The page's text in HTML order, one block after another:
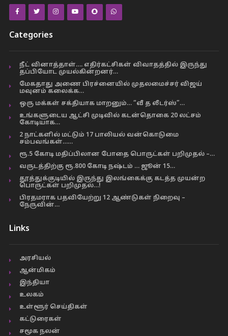
Categories
நீட் வினாத்தாள்…. எதிர்கட்சிகள் விவாதத்தில் இருந்து
தப்பியோட முயல்கின்றனர்…
மேகதாது அணை பிரச்னையில் முதலமைச்சர் விஜய்
மவுனம் கலைக்க…
ஒரு மக்கள் சக்தியாக மாறனும்… “வீ த லீடர்ஸ்”…
உங்களுடைய ஆட்சி முடிவில் கடன்தொகை 20 லட்சம்
கோடியாக…
2 நாட்களில் மட்டும் 17 பாலியல் வன்கொடுமை
சம்பவங்கள்……
ரூ.5 கோடி மதிப்பிலான போதை பொருட்கள் பறிமுதல் –…
வருடத்திற்கு ரூ.800 கோடி நஷ்டம் … ஜூன் 15…
தூத்துக்குடியில் இருந்து இலங்கைக்கு கடத்த முயன்ற
பொருட்கள் பறிமுதல்…!
பிரதமராக பதவியேற்று 12 ஆண்டுகள் நிறைவு –
நேருவின்…
Links
அரசியல்
ஆன்மிகம்
இந்தியா
உலகம்
உள்ளூர் செய்திகள்
கட்டுரைகள்
சமூக நலன்